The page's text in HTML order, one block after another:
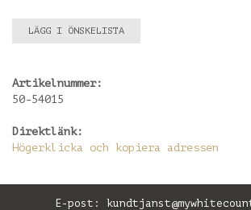
LÄGG I ÖNSKELISTA
Artikelnummer:
50-54015
Direktlänk:
Högerklicka och kopiera adressen
E-post: